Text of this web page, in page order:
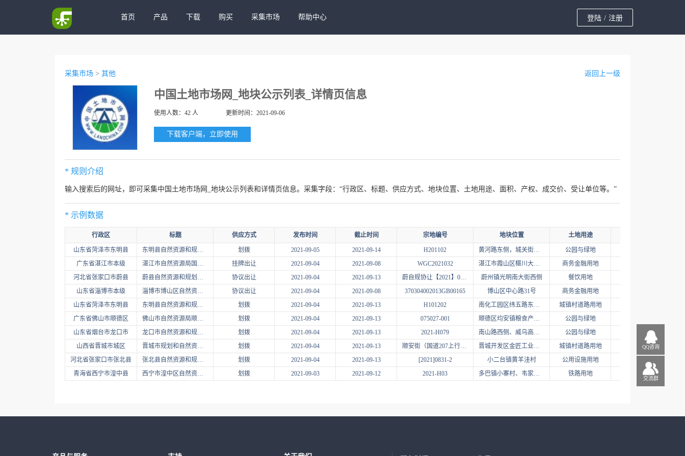
首页 产品 下载 购买 采集市场 帮助中心 登陆 / 注册
采集市场 > 其他 返回上一级
中国土地市场网_地块公示列表_详情页信息
使用人数：42 人 更新时间：2021-09-06
下载客户端，立即使用
* 规则介绍
输入搜索后的网址，即可采集中国土地市场网_地块公示列表和详情页信息。采集字段：“行政区、标题、供应方式、地块位置、土地用途、面积、产权、成交价、受让单位等。”
* 示例数据
行政区 标题 供应方式 发布时间 截止时间 宗地编号 地块位置 土地用途
山东省菏泽市东明县 东明县自然资源和规划局国有土地划拨用地批前公示 划拨 2021-09-05 2021-09-14 H201102 黄河路东侧，城关街道刘坟行政村 公园与绿地
广东省湛江市本级
湛江市自然资源局国有土地使用权招拍挂出让成交公示(... 挂牌出让 2021-09-04 2021-09-08 WGC2021032 湛江市霞山区椹川大道中50号之一 商务金融用地
河北省张家口市蔚县
蔚县自然资源和规划局国有土地使用权协议出让公示 协议出让 2021-09-04 2021-09-13 蔚自规协让【2021】01号 蔚州镇光明南大街西侧 餐饮用地
山东省淄博市本级
淄博市博山区自然资源局国有土地使用权协议出让公示 协议出让 2021-09-04 2021-09-08 370304002013GB00165 博山区中心路31号 商务金融用地
山东省菏泽市东明县
东明县自然资源和规划局国有土地划拨用地批前公示 划拨 2021-09-04 2021-09-13 H101202 南化工园区纬五路东段南侧 城镇村道路用地
广东省佛山市顺德区
佛山市自然资源局顺德分局国有土地划拨用地批前公示(... 划拨 2021-09-04 2021-09-13 075027-001 顺德区均安镇粮食产业园侧地块 公园与绿地
山东省烟台市龙口市
龙口市自然资源和规划局国有土地划拨用地批前公示 划拨 2021-09-04 2021-09-13 2021-H079 南山路西侧、威乌高速南侧地块 公园与绿地
5.6101
山西省晋城市城区
晋城市规划和自然资源局开发区分局国有土地划拨用地批... 划拨 2021-09-04 2021-09-13 顺安街（国道207上行线—络桦路）道路工程项目（开发区段） 晋城开发区金匠工业园（具体位置以用地红线图为准） 城镇村道路用地
4.7205
河北省张家口市张北县
张北县自然资源和规划局国有土地划拨用地批前公示 划拨 2021-09-04 2021-09-13 [2021]0831-2 小二台镇黄羊洼村 公用设施用地
青海省西宁市湟中县
西宁市湟中区自然资源局国有土地划拨用地批前公示 划拨 2021-09-03 2021-09-12 2021-H03 多巴镇小寨村、韦家庄村、双寨村 铁路用地 97.9648
QQ咨询
交流群